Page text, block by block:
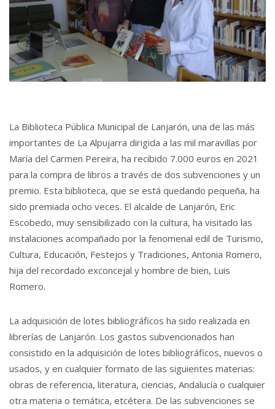
La Biblioteca Pública Municipal de Lanjarón, una de las más
importantes de La Alpujarra dirigida a las mil maravillas por
María del Carmen Pereira, ha recibido 7.000 euros en 2021
para la compra de libros a través de dos subvenciones y un
premio. Esta biblioteca, que se está quedando pequeña, ha
sido premiada ocho veces. El alcalde de Lanjarón, Eric
Escobedo, muy sensibilizado con la cultura, ha visitado las
instalaciones acompañado por la fenomenal edil de Turismo,
Cultura, Educación, Festejos y Tradiciones, Antonia Romero,
hija del recordado exconcejal y hombre de bien, Luis
Romero.
La adquisición de lotes bibliográficos ha sido realizada en
librerías de Lanjarón. Los gastos subvencionados han
consistido en la adquisición de lotes bibliográficos, nuevos o
usados, y en cualquier formato de las siguientes materias:
obras de referencia, literatura, ciencias, Andalucía o cualquier
otra materia o temática, etcétera. De las subvenciones se